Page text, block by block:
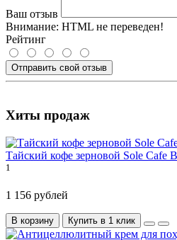
Ваш отзыв
Внимание: HTML не переведен!
Рейтинг
Отправить свой отзыв
Хиты продаж
Тайский кофе зерновой Sole Cafe
1
1 156 рублей
В корзину Купить в 1 клик